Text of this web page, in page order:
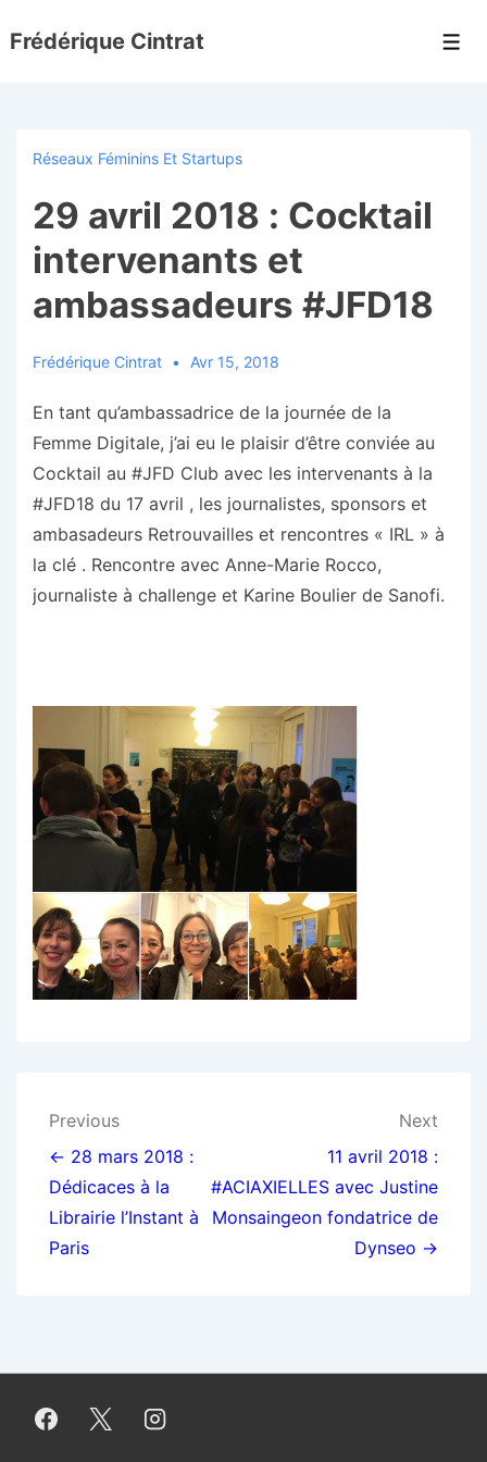
passer
Frédérique Cintrat
Réseaux Féminins Et Startups
29 avril 2018 : Cocktail
intervenants et
ambassadeurs #JFD18
Frédérique Cintrat Avr 15, 2018
En tant qu’ambassadrice de la journée de la
Femme Digitale, j’ai eu le plaisir d’être conviée au
Cocktail au #JFD Club avec les intervenants à la
#JFD18 du 17 avril , les journalistes, sponsors et
ambasadeurs Retrouvailles et rencontres « IRL » à
la clé . Rencontre avec Anne-Marie Rocco,
journaliste à challenge et Karine Boulier de Sanofi.
Navigation
de
l’article
Previous
← 28 mars 2018 :
Dédicaces à la
Librairie l’Instant à
Paris
Next
11 avril 2018 :
#ACIAXIELLES avec Justine
Monsaingeon fondatrice de
Dynseo →